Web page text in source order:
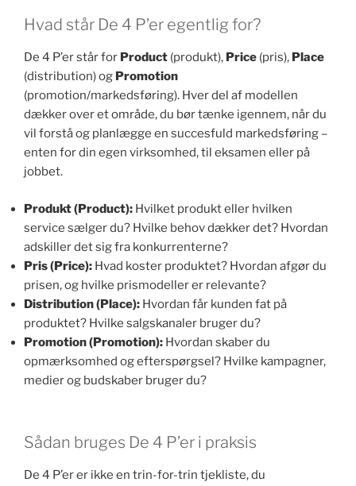
Hvad står De 4 P’er egentlig for?
De 4 P’er står for Product (produkt), Price (pris), Place
(distribution) og Promotion
(promotion/markedsføring). Hver del af modellen
dækker over et område, du bør tænke igennem, når du
vil forstå og planlægge en succesfuld markedsføring –
enten for din egen virksomhed, til eksamen eller på
jobbet.
Produkt (Product): Hvilket produkt eller hvilken
service sælger du? Hvilke behov dækker det? Hvordan
adskiller det sig fra konkurrenterne?
Pris (Price): Hvad koster produktet? Hvordan afgør du
prisen, og hvilke prismodeller er relevante?
Distribution (Place): Hvordan får kunden fat på
produktet? Hvilke salgskanaler bruger du?
Promotion (Promotion): Hvordan skaber du
opmærksomhed og efterspørgsel? Hvilke kampagner,
medier og budskaber bruger du?
Sådan bruges De 4 P’er i praksis
De 4 P’er er ikke en trin-for-trin tjekliste, du